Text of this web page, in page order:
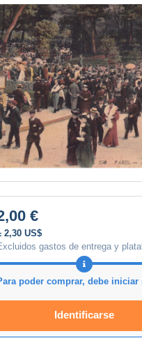
€
2,30 US$
gastos de entrega y
poder comprar, debe iniciar
Identificarse